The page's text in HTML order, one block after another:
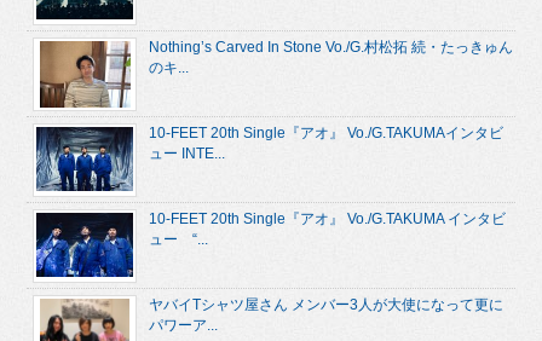
Nothing’s Carved In Stone Vo./G.村松拓 続・たっきゅん
のキ...
10-FEET 20th Single『アオ』 Vo./G.TAKUMAインタビ
ュー INTE...
10-FEET 20th Single『アオ』 Vo./G.TAKUMA インタビ
ュー “...
ヤバイTシャツ屋さん メンバー3人が大使になって更に
パワーア...